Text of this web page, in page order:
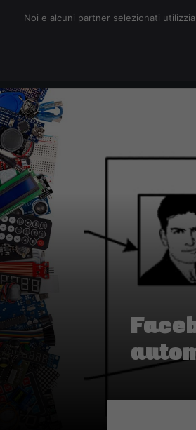
Noi e alcuni partner selezionati